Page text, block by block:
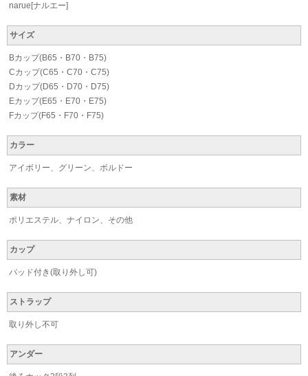
narue[ナルエー]
サイズ
Bカップ(B65・B70・B75)
Cカップ(C65・C70・C75)
Dカップ(D65・D70・D75)
Eカップ(E65・E70・E75)
Fカップ(F65・F70・F75)
カラー
アイボリー、グリーン、ボルドー
素材
ポリエステル、ナイロン、その他
カップ
パッド付き(取り外し可)
ストラップ
取り外し不可
アンダー